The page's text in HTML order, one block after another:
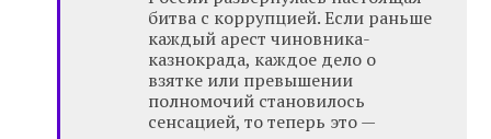
битва с коррупцией. Если раньше
каждый арест чиновника-
казнокрада, каждое дело о
взятке или превышении
полномочий становилось
сенсацией, то теперь это —